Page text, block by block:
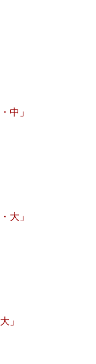
中」
大」
」